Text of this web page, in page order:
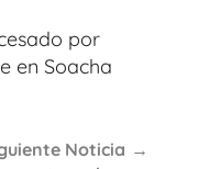
por
en Soacha
Noticia